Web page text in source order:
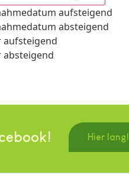
aufsteigend
absteigend
aufsteigend
absteigend
Hier lang!